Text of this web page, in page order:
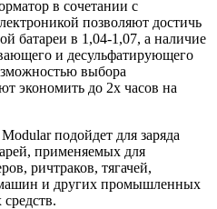
в сочетании с
позволяют достичь
батареи в 1,04-1,07, а наличие
и десульфатирующего
выбора
экономить до 2х часов на
подойдет для заряда
применяемых для
ричтраков, тягачей,
и других промышленных